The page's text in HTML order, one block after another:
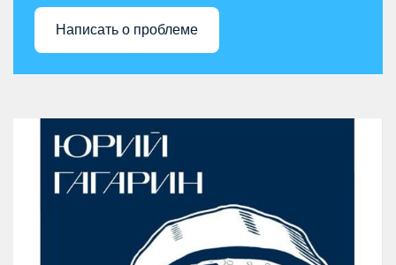
Написать о проблеме